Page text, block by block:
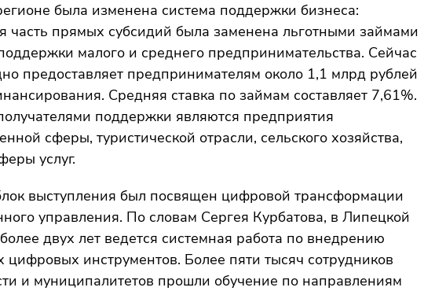
была изменена система поддержки бизнеса:
часть прямых субсидий была заменена льготными займами
малого и среднего предпринимательства. Сейчас
предоставляет предпринимателям около 1,1 млрд рублей
Средняя ставка по займам составляет 7,61%.
поддержки являются предприятия
сферы, туристической отрасли, сельского хозяйства,
услуг.
выступления был посвящен цифровой трансформации
управления. По словам Сергея Курбатова, в Липецкой
двух лет ведется системная работа по внедрению
цифровых инструментов. Более пяти тысяч сотрудников
и муниципалитетов прошли обучение по направлениям